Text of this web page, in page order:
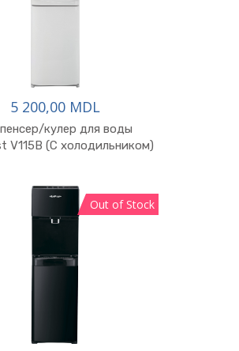
5 200,00 MDL
кулер для воды
V115B (С холодильником)
Out of Stock